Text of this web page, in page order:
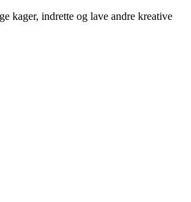
kager, indrette og lave andre kreative